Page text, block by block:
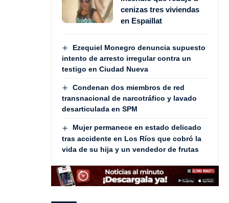
cenizas tres viviendas
en Espaillat
Ezequiel Monegro denuncia supuesto
intento de arresto irregular contra un
testigo en Ciudad Nueva
Condenan dos miembros de red
transnacional de narcotráfico y lavado
desarticulada en SPM
Mujer permanece en estado delicado
tras accidente en Los Ríos que cobró la
vida de su hija y un vendedor de frutas